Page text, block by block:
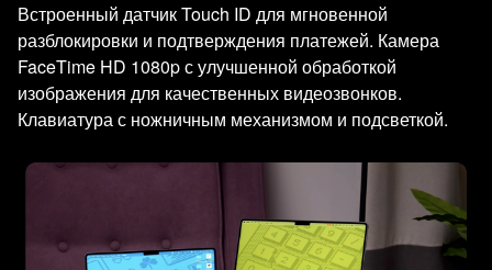
Встроенный датчик Touch ID для мгновенной
разблокировки и подтверждения платежей. Камера
FaceTime HD 1080p с улучшенной обработкой
изображения для качественных видеозвонков.
Клавиатура с ножничным механизмом и подсветкой.